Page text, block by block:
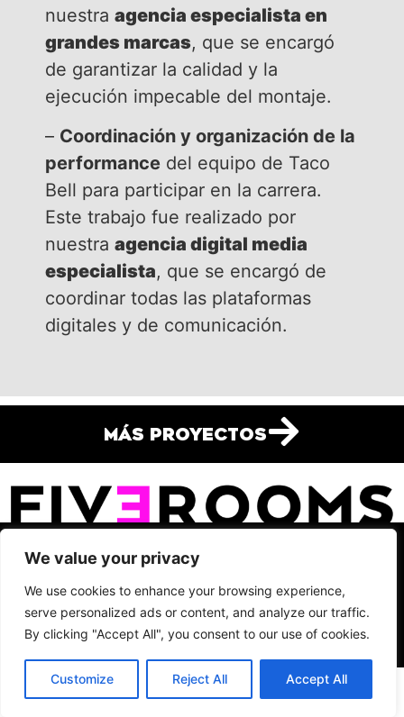
We value your privacy
We use cookies to enhance your browsing experience,
serve personalized ads or content, and analyze our traffic.
By clicking "Accept All", you consent to our use of cookies.
Customize Reject All Accept All
nuestra agencia especialista en
grandes marcas, que se encargó
de garantizar la calidad y la
ejecución impecable del montaje.
– Coordinación y organización de la
performance del equipo de Taco
Bell para participar en la carrera.
Este trabajo fue realizado por
nuestra agencia digital media
especialista, que se encargó de
coordinar todas las plataformas
digitales y de comunicación.
Más Proyectos
info@fiverooms.es
Síguenos
2023 All Rights Reserved Fiverooms
Aviso legal